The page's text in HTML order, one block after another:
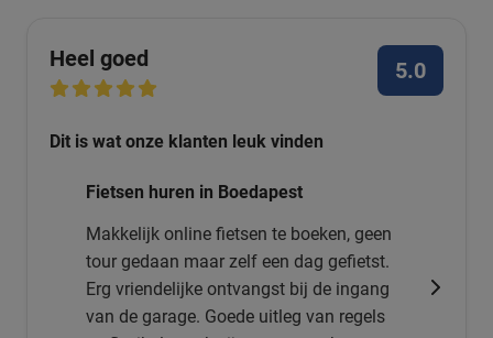
Heel goed 5.0
Dit is wat onze klanten leuk vinden
Fietsen huren in Boedapest
Makkelijk online fietsen te boeken, geen
tour gedaan maar zelf een dag gefietst.
Erg vriendelijke ontvangst bij de ingang
van de garage. Goede uitleg van regels